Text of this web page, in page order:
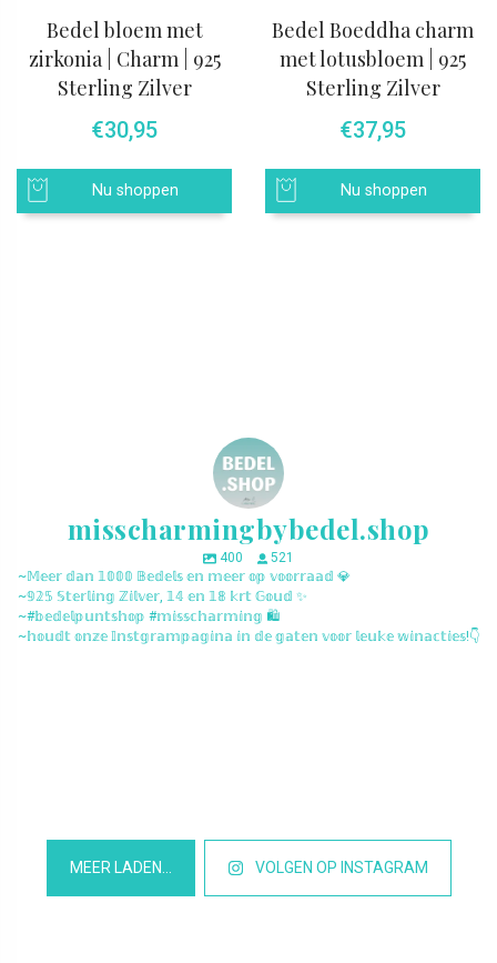
Bedel bloem met
zirkonia | Charm | 925
Sterling Zilver
€30,95
Nu shoppen
Bedel Boeddha charm
met lotusbloem | 925
Sterling Zilver
€37,95
Nu shoppen
misscharmingbybedel.shop
400
521
~𝕄𝕖𝕖𝕣 𝕕𝕒𝕟 𝟙𝟘𝟘𝟘 𝔹𝕖𝕕𝕖𝕝𝕤 𝕖𝕟 𝕞𝕖𝕖𝕣 𝕠𝕡 𝕧𝕠𝕠𝕣𝕣𝕒𝕒𝕕 💎
~𝟡𝟚𝟝 𝕊𝕥𝕖𝕣𝕝𝕚𝕟𝕘 ℤ𝕚𝕝𝕧𝕖𝕣, 𝟙𝟜 𝕖𝕟 𝟙𝟠 𝕜𝕣𝕥 𝔾𝕠𝕦𝕕 ✨
~#𝕓𝕖𝕕𝕖𝕝𝕡𝕦𝕟𝕥𝕤𝕙𝕠𝕡 #𝕞𝕚𝕤𝕤𝕔𝕙𝕒𝕣𝕞𝕚𝕟𝕘 🛍️
~𝕙𝕠𝕦𝕕𝕥 𝕠𝕟𝕫𝕖 𝕀𝕟𝕤𝕥𝕘𝕣𝕒𝕞𝕡𝕒𝕘𝕚𝕟𝕒 𝕚𝕟 𝕕𝕖 𝕘𝕒𝕥𝕖𝕟 𝕧𝕠𝕠𝕣 𝕝𝕖𝕦𝕜𝕖 𝕨𝕚𝕟𝕒𝕔𝕥𝕚𝕖𝕤!👇
MEER LADEN… VOLGEN OP INSTAGRAM